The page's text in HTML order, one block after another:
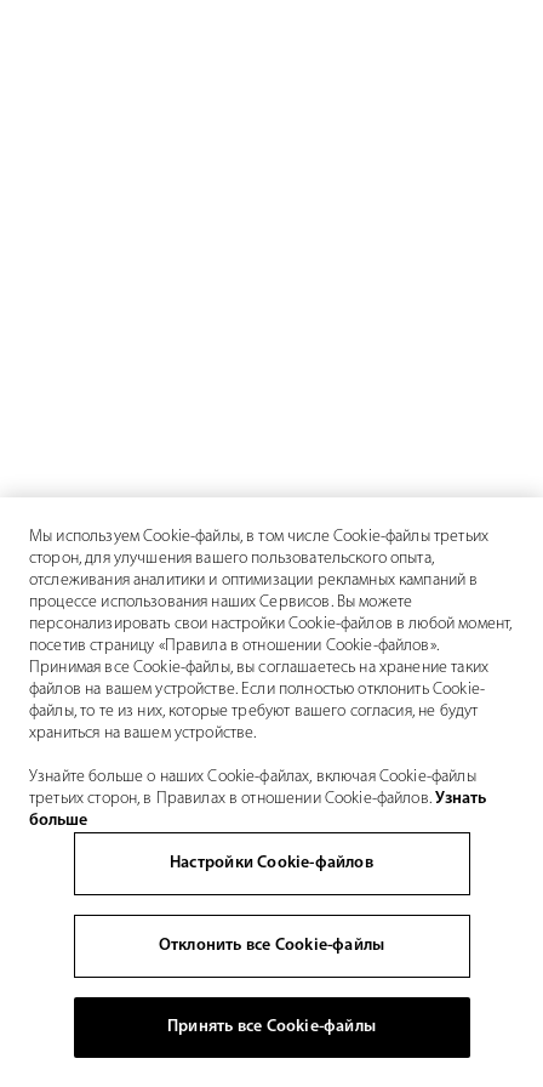
Мы используем Cookie-файлы, в том числе Cookie-файлы третьих
сторон, для улучшения вашего пользовательского опыта,
отслеживания аналитики и оптимизации рекламных кампаний в
процессе использования наших Сервисов. Вы можете
персонализировать свои настройки Cookie-файлов в любой момент,
посетив страницу «Правила в отношении Cookie-файлов».
Принимая все Cookie-файлы, вы соглашаетесь на хранение таких
файлов на вашем устройстве. Если полностью отклонить Cookie-
файлы, то те из них, которые требуют вашего согласия, не будут
храниться на вашем устройстве.
Узнайте больше о наших Cookie-файлах, включая Cookie-файлы
третьих сторон, в Правилах в отношении Cookie-файлов.Узнать
больше
Настройки Cookie-файлов
Отклонить все Cookie-файлы
Принять все Cookie-файлы